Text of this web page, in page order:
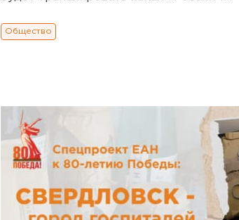
Общество